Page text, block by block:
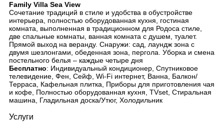
Family Villa Sea View
Сочетание традиций в стиле и удобства в обустройстве
интерьера, полностью оборудованная кухня, гостиная
комната, выполненная в традиционном для Родоса стиле,
две спальные комнаты, ванная комната с душем, туалет.
Прямой выход на веранду. Снаружи: сад, лаундж зона с
двумя шезлонгами, обеденная зона, пергола. Уборка и смена
постельного белья – каждые четыре дня
Бесплатно: Индивидуальный кондиционер, Спутниковое
телевидение, Фен, Сейф, Wi-Fi интернет, Ванна, Балкон/
Терраса, Кафельная плитка, Приборы для приготовления чая
и кофе, Полностью оборудованная кухня, TVset, Стиральная
машина, Гладильная доска/Утюг, Холодильник
Услуги